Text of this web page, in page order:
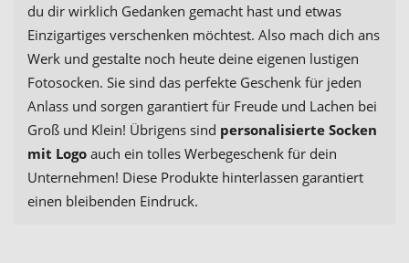
du dir wirklich Gedanken gemacht hast und etwas
Einzigartiges verschenken möchtest. Also mach dich ans
Werk und gestalte noch heute deine eigenen lustigen
Fotosocken. Sie sind das perfekte Geschenk für jeden
Anlass und sorgen garantiert für Freude und Lachen bei
Groß und Klein! Übrigens sind personalisierte Socken
mit Logo auch ein tolles Werbegeschenk für dein
Unternehmen! Diese Produkte hinterlassen garantiert
einen bleibenden Eindruck.